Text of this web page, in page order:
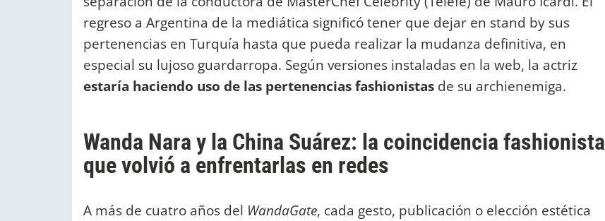
regreso a Argentina de la mediática significó tener que dejar en stand by sus
pertenencias en Turquía hasta que pueda realizar la mudanza definitiva, en
especial su lujoso guardarropa. Según versiones instaladas en la web, la actriz
estaría haciendo uso de las pertenencias fashionistas de su archienemiga.
Wanda Nara y la China Suárez: la coincidencia fashionista
que volvió a enfrentarlas en redes
A más de cuatro años del WandaGate, cada gesto, publicación o elección estética